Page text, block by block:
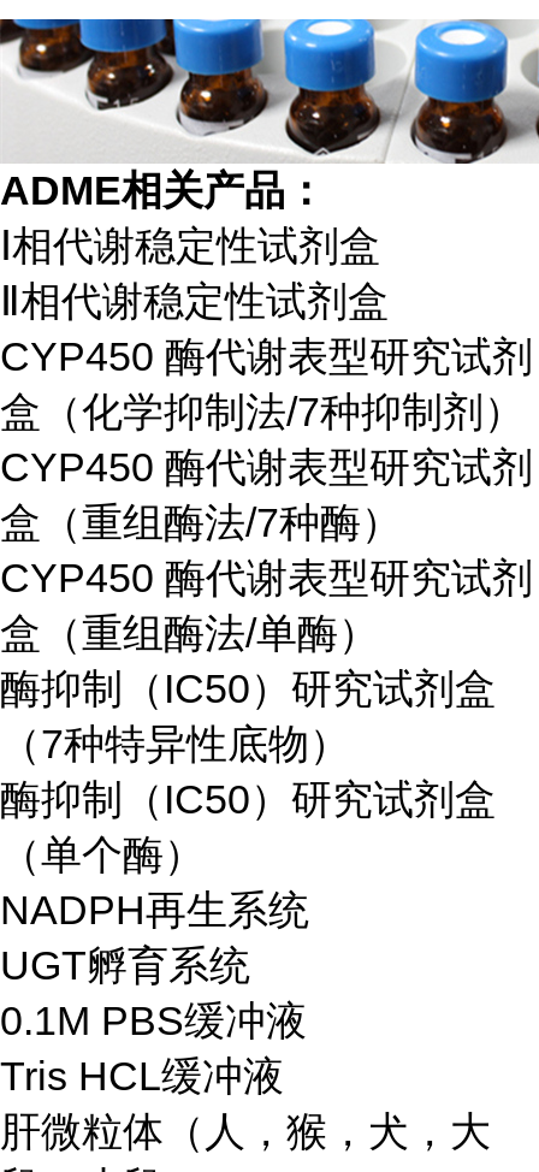
ADME相关产品：
Ⅰ相代谢稳定性试剂盒
Ⅱ相代谢稳定性试剂盒
CYP450 酶代谢表型研究试剂
盒（化学抑制法/7种抑制剂）
CYP450 酶代谢表型研究试剂
盒（重组酶法/7种酶）
CYP450 酶代谢表型研究试剂
盒（重组酶法/单酶）
酶抑制（IC50）研究试剂盒
（7种特异性底物）
酶抑制（IC50）研究试剂盒
（单个酶）
NADPH再生系统
UGT孵育系统
0.1M PBS缓冲液
Tris HCL缓冲液
肝微粒体（人，猴，犬，大